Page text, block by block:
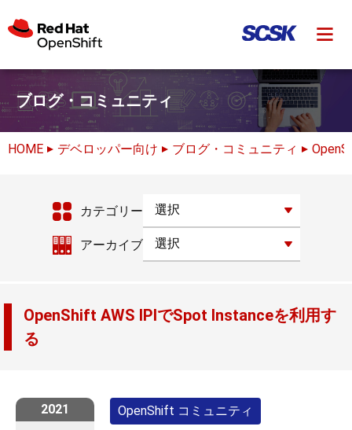
ブログ・コミュニティ
HOME デベロッパー向け ブログ・コミュニティ
カテゴリー
アーカイブ
OpenShift AWS IPIでSpot Instanceを利用す
る
2021 OpenShift コミュニティ